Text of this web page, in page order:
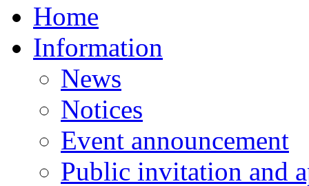
Home
Information
News
Notices
Event announcement
Public invitation and